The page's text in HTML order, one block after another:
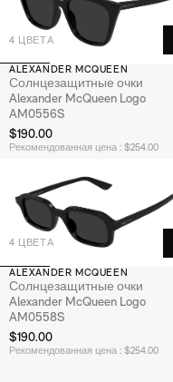
4 ЦВЕТА
ALEXANDER MCQUEEN
Солнцезащитные очки
Alexander McQueen Logo
AM0556S
$190.00
Рекомендованная цена : $254.00
4 ЦВЕТА
ALEXANDER MCQUEEN
Солнцезащитные очки
Alexander McQueen Logo
AM0558S
$190.00
Рекомендованная цена : $254.00